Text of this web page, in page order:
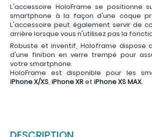
L'accessoire HoloFrame se positionne
smartphone à la façon d'une coque
L'accessoire peut également servir de
arrière lorsque vous n'utilisez pas la
Robuste et inventif, Holoframe dispose
d'une finition en verre trempé pour
votre smartphone.
HoloFrame est disponible pour les
iPhone X/XS, iPhone XRet iPhone XS MAX.